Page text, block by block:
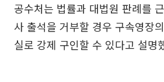
공수처는 법률과 대법원 판례를
사 출석을 거부할 경우 구속영장
실로 강제 구인할 수 있다고 설명